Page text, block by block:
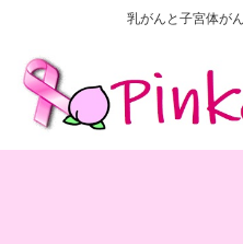
乳がんと子宮体が